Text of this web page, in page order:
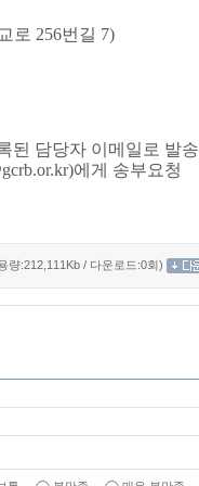
로 256번길 7)
된 담당자 이메일로 발송
에게 송부요청
량:212,111Kb / 다운로드:0회)